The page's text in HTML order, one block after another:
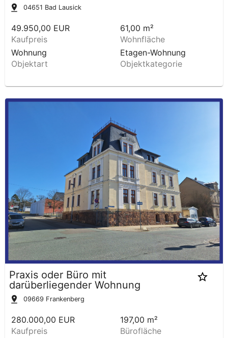
04651 Bad Lausick
49.950,00 EUR
Kaufpreis
61,00 m²
Wohnfläche
Wohnung
Objektart
Etagen-Wohnung
Objektkategorie
Praxis oder Büro mit
darüberliegender Wohnung
09669 Frankenberg
280.000,00 EUR
Kaufpreis
197,00 m²
Bürofläche